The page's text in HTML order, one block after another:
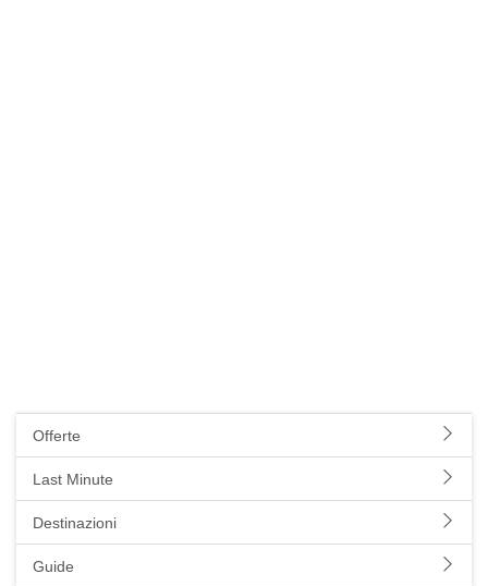
Offerte
Last Minute
Destinazioni
Guide